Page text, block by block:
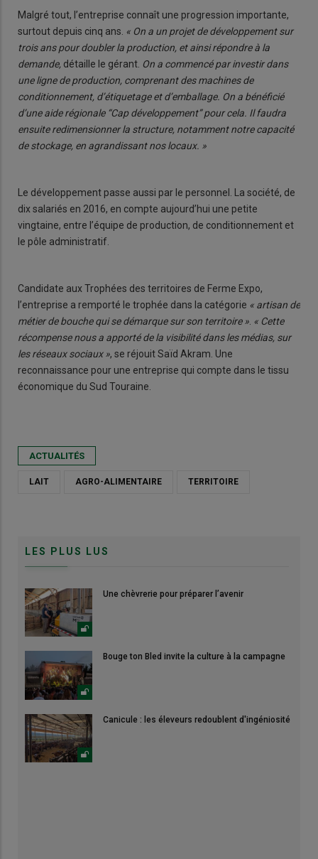
Malgré tout, l’entreprise connaît une progression importante,
surtout depuis cinq ans. « On a un projet de développement sur
trois ans pour doubler la production, et ainsi répondre à la
demande, détaille le gérant. On a commencé par investir dans
une ligne de production, comprenant des machines de
conditionnement, d’étiquetage et d’emballage. On a bénéficié
d’une aide régionale “Cap développement” pour cela. Il faudra
ensuite redimensionner la structure, notamment notre capacité
de stockage, en agrandissant nos locaux. »
Le développement passe aussi par le personnel. La société, de
dix salariés en 2016, en compte aujourd’hui une petite
vingtaine, entre l’équipe de production, de conditionnement et
le pôle administratif.
Candidate aux Trophées des territoires de Ferme Expo,
l’entreprise a remporté le trophée dans la catégorie « artisan de
métier de bouche qui se démarque sur son territoire » « Cette
récompense nous a apporté de la visibilité dans les médias, sur
les réseaux sociaux », se réjouit Saïd Akram. Une
reconnaissance pour une entreprise qui compte dans le tissu
économique du Sud Touraine.
ACTUALITÉS
LAIT AGRO-ALIMENTAIRE TERRITOIRE
LES PLUS LUS
Une chèvrerie pour préparer l’avenir
Bouge ton Bled invite la culture à la campagne
Canicule : les éleveurs redoublent d'ingéniosité